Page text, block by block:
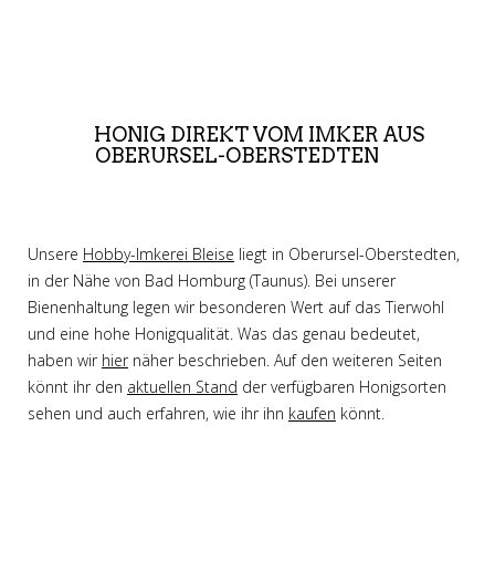
HONIG DIREKT VOM IMKER AUS
OBERURSEL-OBERSTEDTEN
Unsere Hobby-Imkerei Bleise liegt in Oberursel-Oberstedten,
in der Nähe von Bad Homburg (Taunus). Bei unserer
Bienenhaltung legen wir besonderen Wert auf das Tierwohl
und eine hohe Honigqualität. Was das genau bedeutet,
haben wir hiernäher beschrieben. Auf den weiteren Seiten
könnt ihr den aktuellen Stand der verfügbaren Honigsorten
sehen und auch erfahren, wie ihr ihn kaufen könnt.